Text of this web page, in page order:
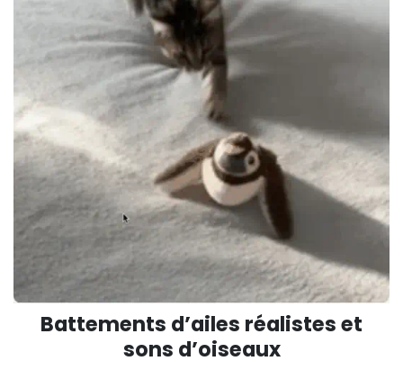
Battements d’ailes réalistes et
sons d’oiseaux